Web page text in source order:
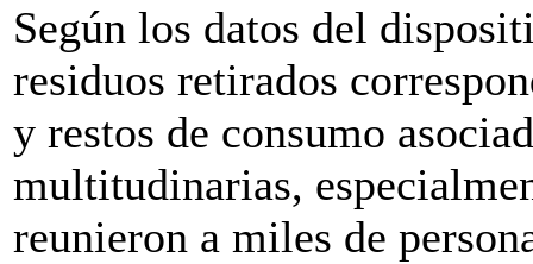
Según los datos del
residuos retirados
y restos de consumo
multitudinarias,
reunieron a miles de